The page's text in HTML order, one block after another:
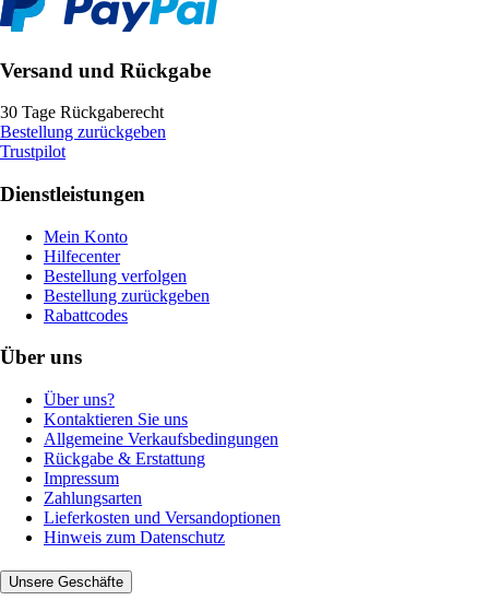
Versand und Rückgabe
30 Tage Rückgaberecht
Bestellung zurückgeben
Trustpilot
Dienstleistungen
Mein Konto
Hilfecenter
Bestellung verfolgen
Bestellung zurückgeben
Rabattcodes
Über uns
Über uns?
Kontaktieren Sie uns
Allgemeine Verkaufsbedingungen
Rückgabe & Erstattung
Impressum
Zahlungsarten
Lieferkosten und Versandoptionen
Hinweis zum Datenschutz
Unsere Geschäfte